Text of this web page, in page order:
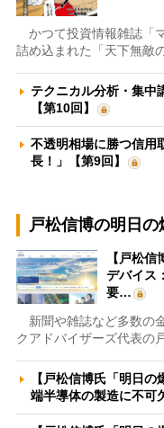
かつて投資情報雑誌「
詰め込まれた「天下無敵
テクニカル分析・集中
【第10回】
不透明相場に勝つ信
長！」【第9回】
戸松信博の明日の
【戸松
デバイス
要…
新聞や雑誌など多数の
クアドバイザーズ代表の
【戸松信博氏「明日
端半導体の製造に不可